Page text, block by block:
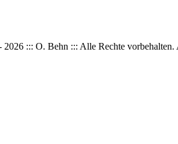
::: O. Behn ::: Alle Rechte